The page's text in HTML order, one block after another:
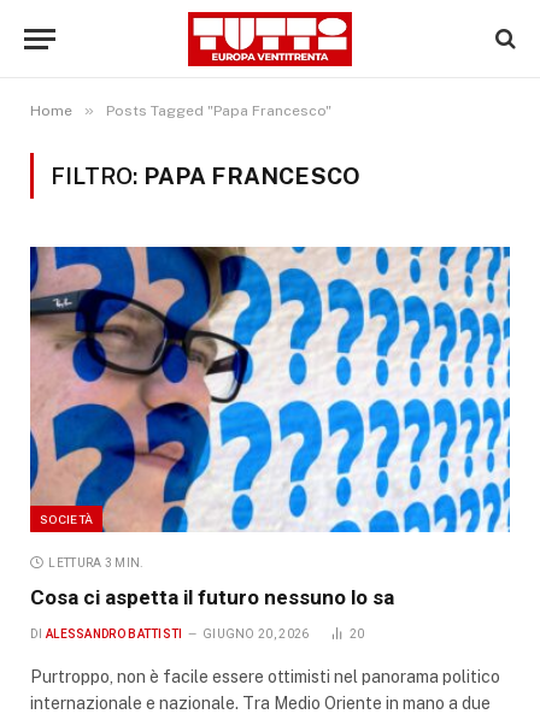
Home » Posts Tagged "Papa Francesco"
FILTRO: PAPA FRANCESCO
SOCIETÀ
LETTURA 3 MIN.
Cosa ci aspetta il futuro nessuno lo sa
DI ALESSANDRO BATTISTI GIUGNO 20, 2026 20
Purtroppo, non è facile essere ottimisti nel panorama politico
internazionale e nazionale. Tra Medio Oriente in mano a due